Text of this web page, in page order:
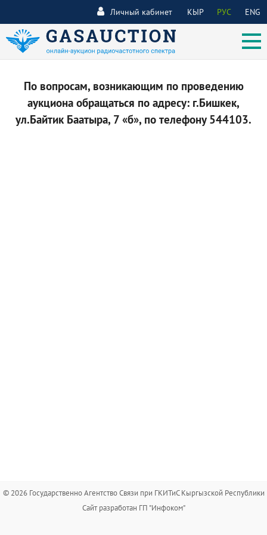
КЫР РУС ENG
Личный кабинет
По вопросам, возникающим по проведению
аукциона обращаться по адресу: г.Бишкек,
ул.Байтик Баатыра, 7 «б», по телефону 544103.
© 2026 Государственно Агентство Связи при ГКИТиС Кыргызской Республики
Сайт разработан ГП "Инфоком"